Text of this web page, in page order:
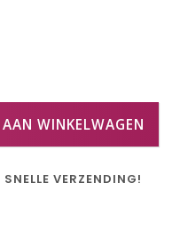
WINKELWAGEN
SNELLE VERZENDING!